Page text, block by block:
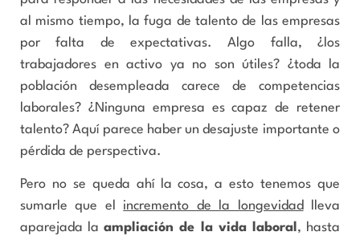
al mismo tiempo, la fuga de talento de las empresas
por falta de expectativas. Algo falla, ¿los
trabajadores en activo ya no son útiles? ¿toda la
población desempleada carece de competencias
laborales? ¿Ninguna empresa es capaz de retener
talento? Aquí parece haber un desajuste importante o
pérdida de perspectiva.
Pero no se queda ahí la cosa, a esto tenemos que
sumarle que el incremento de la longevidad lleva
aparejada laampliación de la vida laboral , hasta